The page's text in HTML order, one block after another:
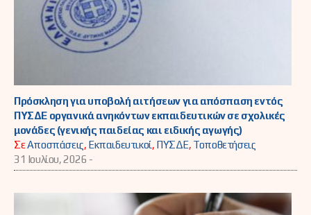
Πρόσκληση για υποβολή αιτήσεων για απόσπαση εντός
ΠΥΣΔΕ οργανικά ανηκόντων εκπαιδευτικών σε σχολικές
μονάδες (γενικής παιδείας και ειδικής αγωγής)
ΣεΑποσπάσεις, Εκπαιδευτικοί, ΠΥΣΔΕ, Τοποθετήσεις
31 Ιουλίου, 2026 -